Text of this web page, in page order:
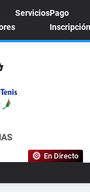
ServiciosPago
Inscripción
DE
Canaria De
En Directo